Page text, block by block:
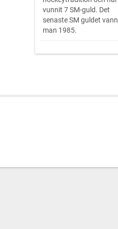
vunnit 7 SM-guld. Det
senaste SM guldet vann
man 1985.